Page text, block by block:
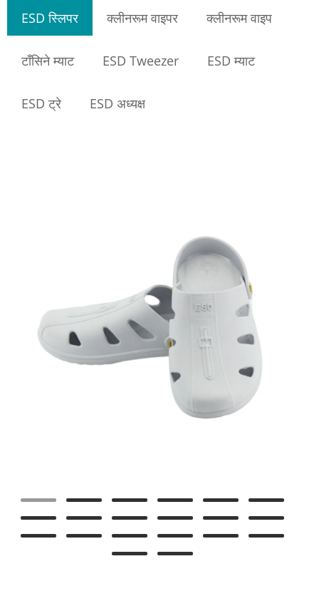
ESD स्लिपर क्लीनरूम वाइपर क्लीनरूम वाइप
टाँसिने म्याट ESD Tweezer ESD म्याट
ESD ट्रे ESD अध्यक्ष